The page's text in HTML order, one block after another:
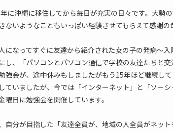
に沖縄に移住してから毎日が充実の日々です。大勢
ないようなこともいっぱい経験させてもらえて感謝の
になってすぐに友達から紹介された女の子の発病〜
し、「パソコンとパソコン通信で学校の友達たちと
強会が、途中休みもしましたがもう15年ほど継続し
ていましたが、今では「インターネット」と「ソー
曜日に勉強会を開催しています。
自分が目指した「友達全員が、地域の人全員がネッ